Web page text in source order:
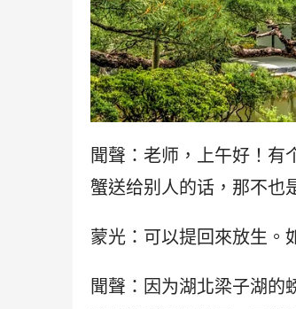
聞聲：老师，上午好！有
蟹送给别人的话，那不也
蒙光：可以提回來放生。
聞聲：因为湖北梁子湖的